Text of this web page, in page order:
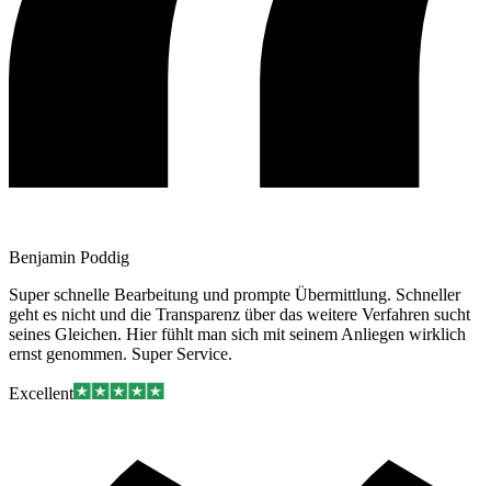
Benjamin Poddig
Super schnelle Bearbeitung und prompte Übermittlung. Schneller
geht es nicht und die Transparenz über das weitere Verfahren sucht
seines Gleichen. Hier fühlt man sich mit seinem Anliegen wirklich
ernst genommen. Super Service.
Excellent